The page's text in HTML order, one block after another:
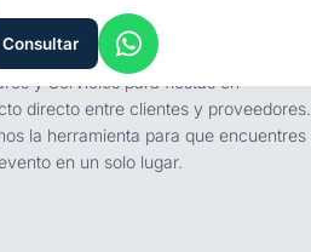
Consultar
y Servicios para fiestas en
directo entre clientes y proveedores.
la herramienta para que encuentres
en un solo lugar.